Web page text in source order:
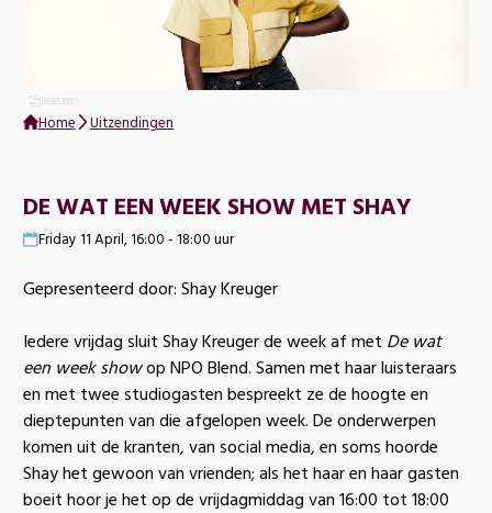
Home Uitzendingen
DE WAT EEN WEEK SHOW MET SHAY
Friday 11 April, 16:00 - 18:00 uur
Gepresenteerd door: Shay Kreuger
Iedere vrijdag sluit Shay Kreuger de week af met De wat
een week showop NPO Blend. Samen met haar luisteraars
en met twee studiogasten bespreekt ze de hoogte en
dieptepunten van die afgelopen week. De onderwerpen
komen uit de kranten, van social media, en soms hoorde
Shay het gewoon van vrienden; als het haar en haar gasten
boeit hoor je het op de vrijdagmiddag van 16:00 tot 18:00